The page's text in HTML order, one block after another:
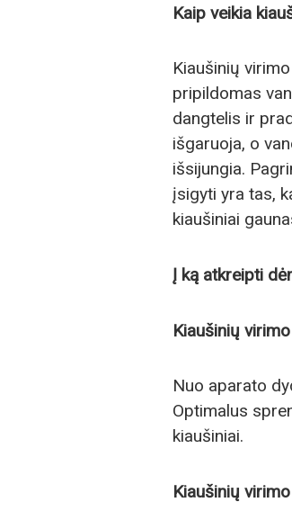
Kaip veikia
Kiaušinių
pripildomas
dangtelis ir
išgaruoja, o
išsijungia.
įsigyti yra tas,
kiaušiniai
Į ką atkreipti
Kiaušinių
Nuo aparato
Optimalus
kiaušiniai.
Kiaušinių